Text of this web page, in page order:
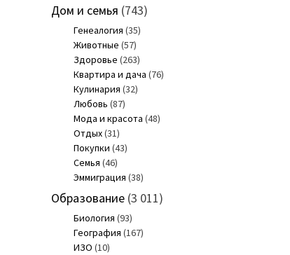
Дом и семья (743)
Генеалогия (35)
Животные (57)
Здоровье (263)
Квартира и дача (76)
Кулинария (32)
Любовь (87)
Мода и красота (48)
Отдых(31)
Покупки (43)
Семья (46)
Эммиграция (38)
Образование(3 011)
Биология (93)
География (167)
ИЗО (10)